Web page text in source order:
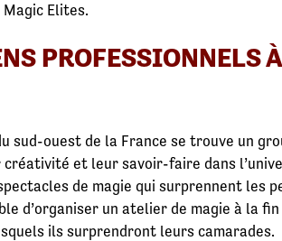
Elites.
PROFESSIONNELS
sud-ouest de la France se trouve un
et leur savoir-faire dans
de magie qui surprennent les
d’organiser un atelier de magie à la
ils surprendront leurs camarades.